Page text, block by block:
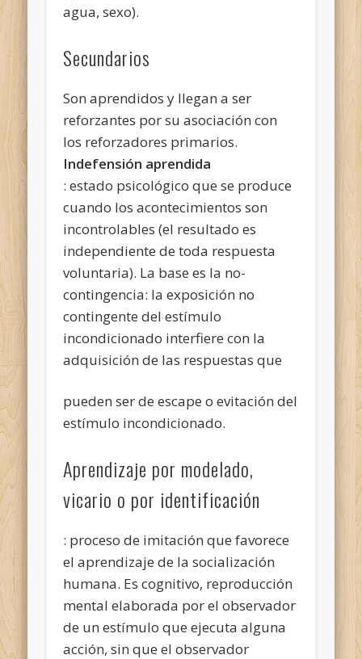
agua, sexo).
Secundarios
Son aprendidos y llegan a ser
reforzantes por su asociación con
los reforzadores primarios.
Indefensión aprendida
: estado psicológico que se produce
cuando los acontecimientos son
incontrolables (el resultado es
independiente de toda respuesta
voluntaria). La base es la no-
contingencia: la exposición no
contingente del estímulo
incondicionado interfiere con la
adquisición de las respuestas que
pueden ser de escape o evitación del
estímulo incondicionado.
Aprendizaje por modelado,
vicario o por identificación
: proceso de imitación que favorece
el aprendizaje de la socialización
humana. Es cognitivo, reproducción
mental elaborada por el observador
de un estímulo que ejecuta alguna
acción, sin que el observador